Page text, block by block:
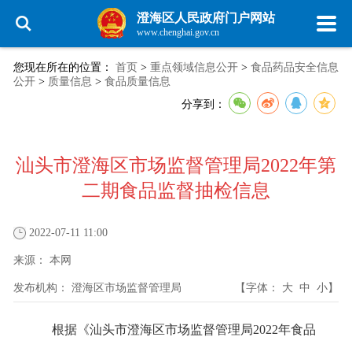
澄海区人民政府门户网站
www.chenghai.gov.cn
您现在所在的位置： 首页 > 重点领域信息公开 > 食品药品安全信息
公开 > 质量信息 > 食品质量信息
分享到：
汕头市澄海区市场监督管理局2022年第
二期食品监督抽检信息
2022-07-11 11:00
来源： 本网
发布机构： 澄海区市场监督管理局 【字体： 大 中 小】
根据《汕头市澄海区市场监督管理局2022年食品